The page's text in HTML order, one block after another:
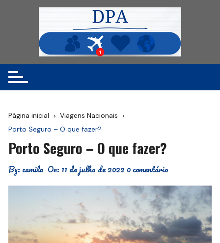
Página inicial
Viagens Nacionais
Porto Seguro – O que fazer?
Porto Seguro – O que fazer?
By: camila On: 11 de julho de 2022 0 comentário